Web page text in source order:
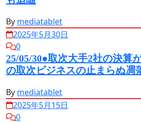
By mediatablet
2025年5月30日
0
25/05/30●取次大手2社の決算
の取次ビジネスの止まらぬ凋
By mediatablet
2025年5月15日
0